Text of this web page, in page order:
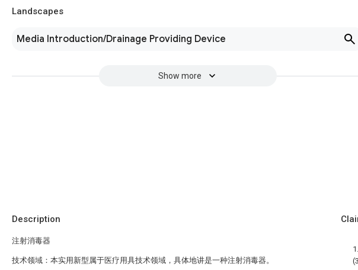
Landscapes
Media Introduction/Drainage Providing Device
Show more
Description
注射消毒器
技术领域：本实用新型属于医疗用具技术领域，具体地讲是一种注射消毒器。